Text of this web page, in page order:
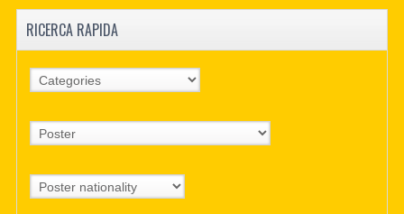
RICERCA RAPIDA